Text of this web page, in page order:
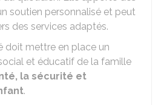
soutien personnalisé et peut
des services adaptés.
doit mettre en place un
et éducatif de la famille
la sécurité et
.